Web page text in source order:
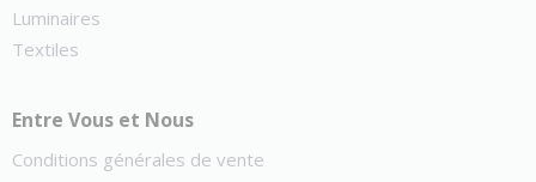
Luminaires
Textiles
Entre Vous et Nous
Conditions générales de vente